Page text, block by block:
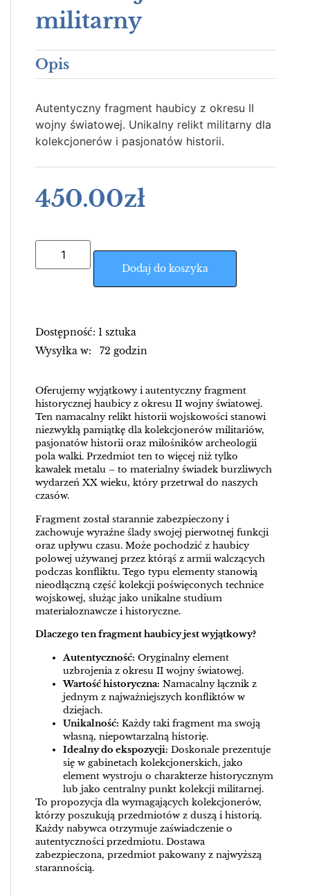
militarny
Opis
Autentyczny fragment haubicy z okresu II
wojny światowej. Unikalny relikt militarny dla
kolekcjonerów i pasjonatów historii.
450.00zł
Dodaj do koszyka
Dostępność: 1 sztuka
Wysyłka w: 72 godzin
Oferujemy wyjątkowy i autentyczny fragment
historycznej haubicy z okresu II wojny światowej.
Ten namacalny relikt historii wojskowości stanowi
niezwykłą pamiątkę dla kolekcjonerów militariów,
pasjonatów historii oraz miłośników archeologii
pola walki. Przedmiot ten to więcej niż tylko
kawałek metalu – to materialny świadek burzliwych
wydarzeń XX wieku, który przetrwał do naszych
czasów.
Fragment został starannie zabezpieczony i
zachowuje wyraźne ślady swojej pierwotnej funkcji
oraz upływu czasu. Może pochodzić z haubicy
polowej używanej przez którąś z armii walczących
podczas konfliktu. Tego typu elementy stanowią
nieodłączną część kolekcji poświęconych technice
wojskowej, służąc jako unikalne studium
materiałoznawcze i historyczne.
Dlaczego ten fragment haubicy jest wyjątkowy?
Autentyczność: Oryginalny element
uzbrojenia z okresu II wojny światowej.
Wartość historyczna: Namacalny łącznik z
jednym z najważniejszych konfliktów w
dziejach.
Unikalność: Każdy taki fragment ma swoją
własną, niepowtarzalną historię.
Idealny do ekspozycji: Doskonale prezentuje
się w gabinetach kolekcjonerskich, jako
element wystroju o charakterze historycznym
lub jako centralny punkt kolekcji militarnej.
To propozycja dla wymagających kolekcjonerów,
którzy poszukują przedmiotów z duszą i historią.
Każdy nabywca otrzymuje zaświadczenie o
autentyczności przedmiotu. Dostawa
zabezpieczona, przedmiot pakowany z najwyższą
starannością.